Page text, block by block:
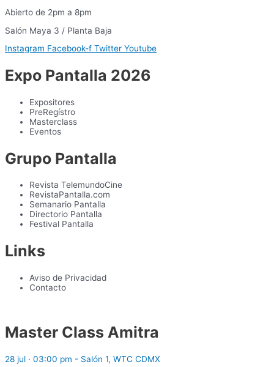
Abierto de 2pm a 8pm
Salón Maya 3 / Planta Baja
Instagram Facebook-f Twitter Youtube
Expo Pantalla 2026
Expositores
PreRegístro
Masterclass
Eventos
Grupo Pantalla
Revista TelemundoCine
RevistaPantalla.com
Semanario Pantalla
Directorio Pantalla
Festival Pantalla
Links
Aviso de Privacidad
Contacto
Master Class Amitra
28 jul · 03:00 pm - Salón 1, WTC CDMX